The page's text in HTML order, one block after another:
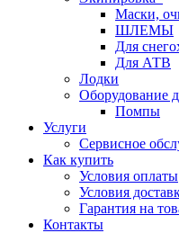
Маски,
ШЛЕМЫ
Для
Для АТВ
Лодки
Оборудование
Помпы
Услуги
Сервисное
Как купить
Условия оплаты
Условия
Гарантия на
Контакты